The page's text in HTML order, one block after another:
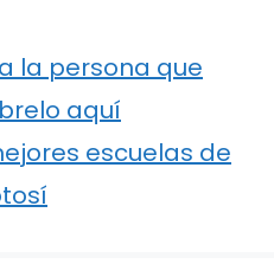
la persona que
aquí
escuelas de